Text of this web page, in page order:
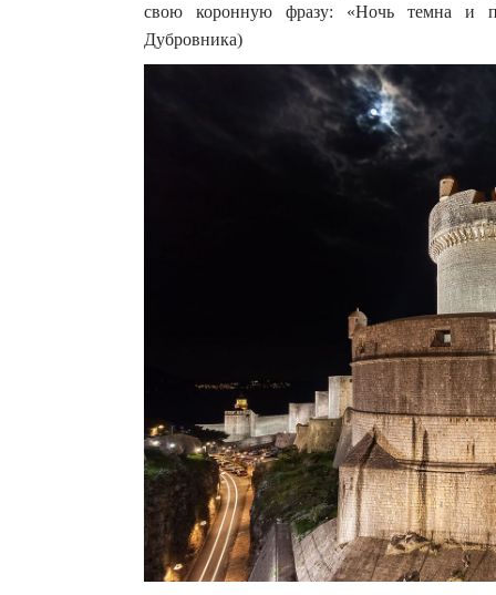
свою коронную фразу: «Ночь темна и
Дубровника)